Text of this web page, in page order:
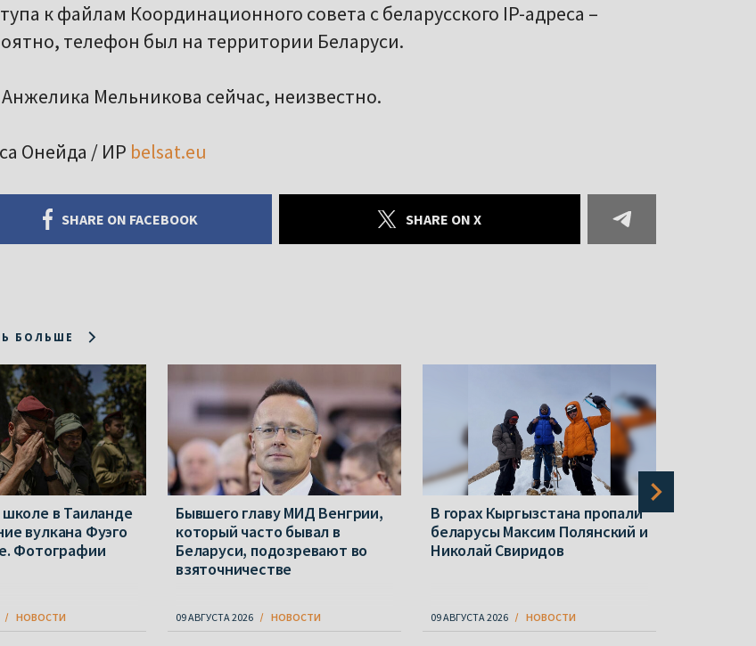
к файлам Координационного совета с беларусского IP-адреса –
телефон был на территории Беларуси.
Анжелика Мельникова сейчас, неизвестно.
Онейда / ИР belsat.eu
SHARE ON FACEBOOK SHARE ON X
БОЛЬШЕ
школе в Таиланде
вулкана Фуэго
Фотографии
НОВОСТИ
Бывшего главу МИД Венгрии,
который часто бывал в
Беларуси, подозревают во
взяточничестве
09 АВГУСТА 2026 НОВОСТИ
В горах Кыргызстана пропали
беларусы Максим Полянский и
Николай Свиридов
09 АВГУСТА 2026 НОВОСТИ